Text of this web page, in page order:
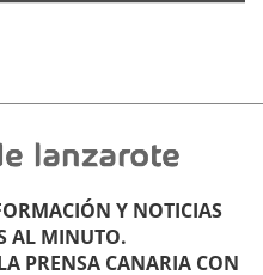
Y NOTICIAS
AL MINUTO.
PRENSA CANARIA CON